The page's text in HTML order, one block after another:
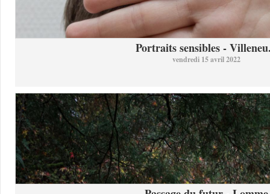
Portraits sensibles -
vendredi 15 avril 2022